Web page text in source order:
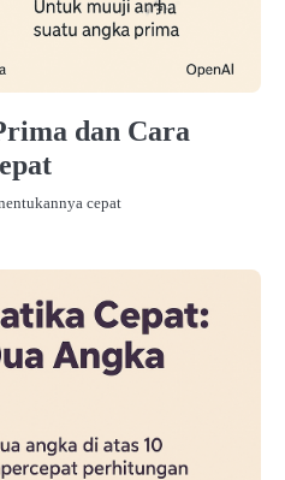
dan Cara
cepat